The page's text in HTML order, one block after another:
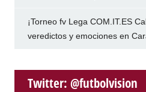
¡Torneo fv Lega COM.IT.ES
veredictos y emociones en
Twitter: @futbolvision